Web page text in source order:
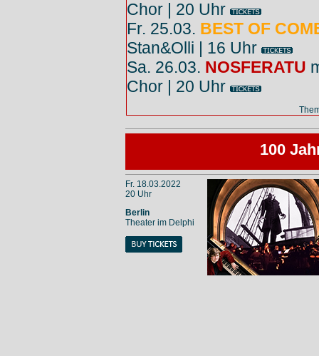
Chor | 20 Uhr
Fr. 25.03. BEST OF
Stan&Olli | 16 Uhr
Sa. 26.03. NOSFERATU
Chor | 20 Uhr
100
Fr. 18.03.2022
20 Uhr
Berlin
Theater im Delphi